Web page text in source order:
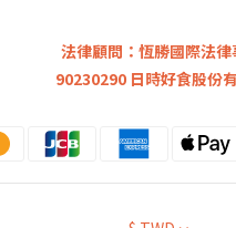
法律顧問：恆勝國際法
90230290 日時好食股份